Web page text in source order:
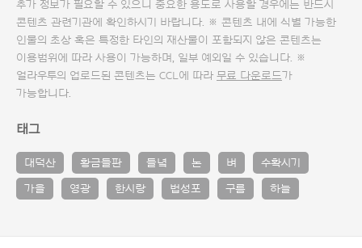
추가 정보가 필요할 수 있으니 중요한 용도로 사용할 경우에는 반드시
콘텐츠 관련기관에 확인하시기 바랍니다. ※ 콘텐츠 내에 식별 가능한
인물의 초상 혹은 특정한 타인의 재산물이 포함되지 않은 콘텐츠는
이용범위에 따라 사용이 가능하며, 일부 예외일 수 있습니다. ※
얼라우투의 업로드된 콘텐츠는 CCL에 따라 무료 다운로드가
가능합니다.
태그
대덕산 황금들판 들녘 논 벼 수확시기
가을 영광 한시랑 법성포 구름 하늘